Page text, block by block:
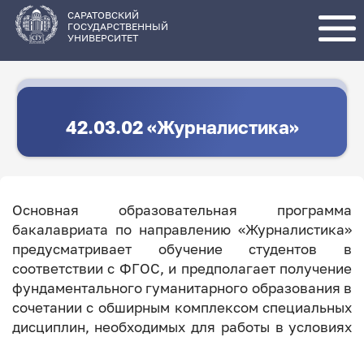
основному
содержанию
САРАТОВСКИЙ
ГОСУДАРСТВЕННЫЙ
УНИВЕРСИТЕТ
42.03.02 «Журналистика»
Основная образовательная программа
бакалавриата по направлению «Журналистика»
предусматривает обучение студентов в
соответствии с ФГОС, и предполагает получение
фундаментального гуманитарного образования в
сочетании с обширным комплексом специальных
дисциплин, необходимых для работы в условиях